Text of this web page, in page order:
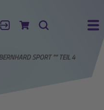
Sprache:
AnmeldenZum Warenkorb
Suche
SPORT ”“ TEIL 4